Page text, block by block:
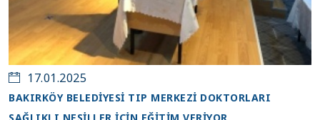
17.01.2025
BAKIRKÖY BELEDİYESİ TIP MERKEZİ DOKTORLARI